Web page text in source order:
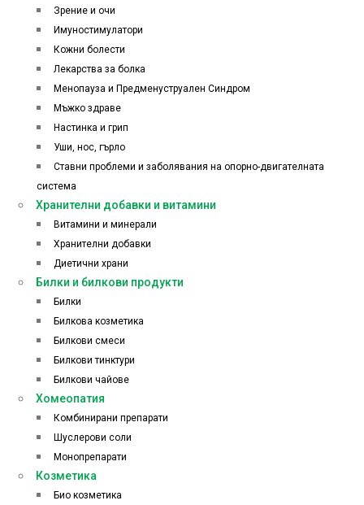
Зрение и очи
Имуностимулатори
Кожни болести
Лекарства за болка
Менопауза и Предменуструален Синдром
Мъжко здраве
Настинка и грип
Уши, нос, гърло
Ставни проблеми и заболявания на опорно-двигателната
система
Хранителни добавки и витамини
Витамини и минерали
Хранителни добавки
Диетични храни
Билки и билкови продукти
Билки
Билкова козметика
Билкови смеси
Билкови тинктури
Билкови чайове
Хомеопатия
Комбинирани препарати
Шуслерови соли
Монопрепарати
Козметика
Био козметика